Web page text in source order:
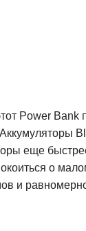
Power Bank
еще
о
и